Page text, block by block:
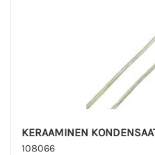
KERAAMINEN
108066